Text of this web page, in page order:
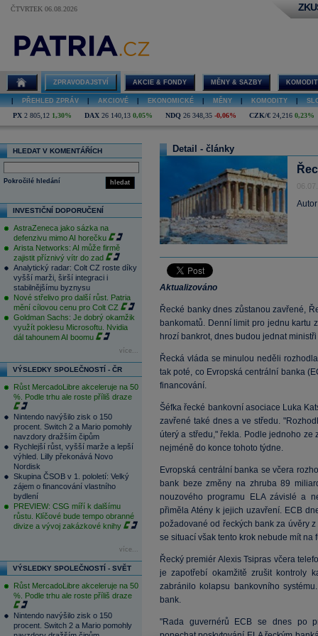
ČTVRTEK 06.08.2026
ZPRAVODAJSTVÍ AKCIE & FONDY MĚNY & SAZBY
PŘEHLED ZPRÁV AKCIOVÉ EKONOMICKÉ MĚNY KOMODITY
PX 2 805,12 1,30% DAX 26 140,13 0,05% NDQ 26 348,35 -0,06% CZK/€ 24,216 0,23%
HLEDAT V KOMENTÁŘÍCH
hledat
Pokročilé hledání
INVESTIČNÍ DOPORUČENÍ
AstraZeneca jako sázka na
defenzivu mimo AI horečku
Arista Networks: AI může firmě
zajistit příznivý vítr do zad
Analytický radar: Colt CZ roste díky
vyšší marži, širší integraci i
stabilnějšímu byznysu
Nové střelivo pro další růst. Patria
mění cílovou cenu pro Colt CZ
Goldman Sachs: Je dobrý okamžik
využít poklesu Microsoftu. Nvidia
dál tahounem AI boomu
více...
VÝSLEDKY SPOLEČNOSTÍ - ČR
Růst MercadoLibre akceleruje na 50
%. Podle trhu ale roste příliš draze
Nintendo navýšilo zisk o 150
procent. Switch 2 a Mario pomohly
navzdory dražším čipům
Rychlejší růst, vyšší marže a lepší
výhled. Lilly překonává Novo
Nordisk
Skupina ČSOB v 1. pololetí: Velký
zájem o financování vlastního
bydlení
PREVIEW: CSG míří k dalšímu
růstu. Klíčové bude tempo obranné
divize a vývoj zakázkové knihy
více...
VÝSLEDKY SPOLEČNOSTÍ - SVĚT
Růst MercadoLibre akceleruje na 50
%. Podle trhu ale roste příliš draze
Nintendo navýšilo zisk o 150
procent. Switch 2 a Mario pomohly
Detail - články
Aktualizováno
Řecké banky dnes zůstanou zavřené,
bankomatů. Denní limit pro jednu kartu
hrozí bankrot, dnes budou jednat
Řecká vláda se minulou neděli
tak poté, co Evropská centrální banka
financování.
Šéfka řecké bankovní asociace Luka
zavřené také dnes a ve středu.
úterý a středu," řekla. Podle jednoho
nejméně do konce tohoto týdne.
Evropská centrální banka se včera
bank beze změny na zhruba 89
nouzového programu ELA závislé a
přiměla Atény k jejich uzavření. ECB
požadované od řeckých bank za úvěry
se situací však tento krok nebude mít na
Řecký premiér Alexis Tsipras včera
je zapotřebí okamžitě zrušit kontroly
zabránilo kolapsu bankovního
bank.
"Rada guvernérů ECB se dnes po